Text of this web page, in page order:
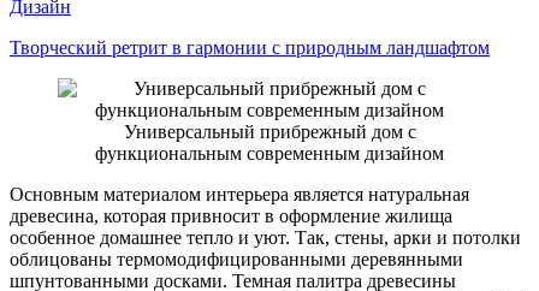
Дизайн
Творческий ретрит в гармонии с природным ландшафтом
Универсальный прибрежный дом с
функциональным современным дизайном
Основным материалом интерьера является натуральная
древесина, которая привносит в оформление жилища
особенное домашнее тепло и уют. Так, стены, арки и потолки
облицованы термомодифицированными деревянными
шпунтованными досками. Темная палитра древесины